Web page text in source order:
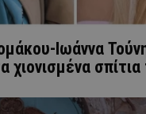
Ιωάννα
χιονισμένα